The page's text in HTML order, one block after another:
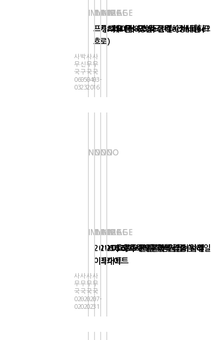
IMAGE
프랑스오픈 8강 조코비치:베르디
흐
사
무
국
06-
03
IMAGE
카디오 테니스의 본질 (정세환 프
로)
박
신
구
05-
23
IMAGE
What Is Correct Technique?
사
무
국
04-
20
IMAGE
페더러 포핸드 1
사
무
국
03-
16
NO
IMAGE
2016 호주오픈 혼합복식 하일라
이트
사
무
국
02-
02
NO
IMAGE
2016 호주오픈 복식 결승 하일
라이트
사
무
국
02-
02
NO
IMAGE
2016 호주오픈 남자 결승 하일
라이트
사
무
국
02-
02
NO
IMAGE
마리아샤라포바 웜업
사
무
국
07-
31